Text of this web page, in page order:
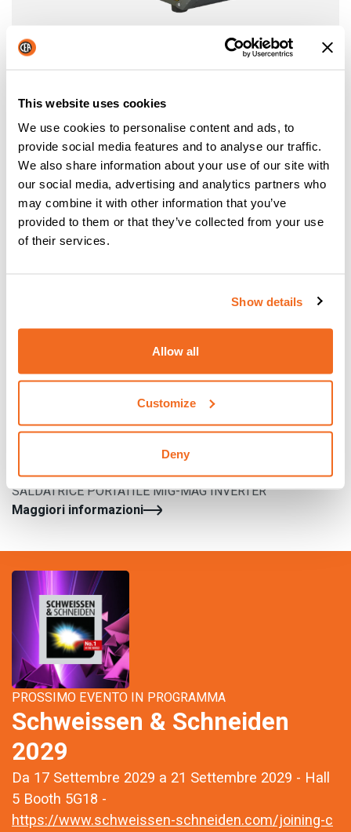
This website uses cookies
We use cookies to personalise content and ads, to
provide social media features and to analyse our traffic.
We also share information about your use of our site with
our social media, advertising and analytics partners who
may combine it with other information that you’ve
provided to them or that they’ve collected from your use
of their services.
Show details
Allow all
Customize
Deny
YARD MOBILE PULSE
MOBILE / MOBILE PULSE
SALDATRICE PORTATILE MIG-MAG INVERTER
Maggiori informazioni
PROSSIMO EVENTO IN PROGRAMMA
Schweissen & Schneiden
2029
Da 17 Settembre 2029 a 21 Settembre 2029 - Hall
5 Booth 5G18 -
https://www.schweissen-schneiden.com/joining-c